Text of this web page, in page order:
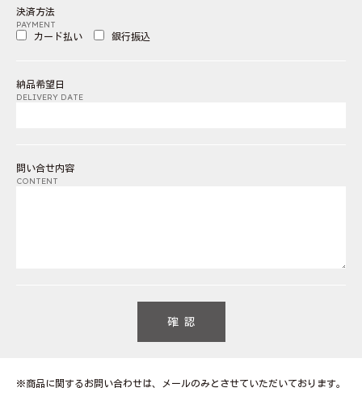
決済方法
PAYMENT
カード払い 銀行振込
納品希望日
DELIVERY DATE
問い合せ内容
CONTENT
※商品に関するお問い合わせは、メールのみとさせていただいております。